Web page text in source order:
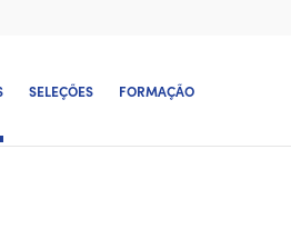
SELEÇÕES FORMAÇÃO